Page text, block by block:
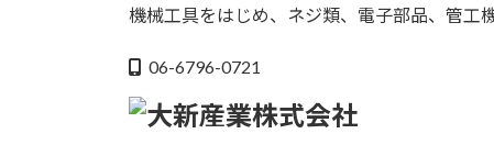
機械工具をはじめ、ネジ類、電子部品、管工
06-6796-0721